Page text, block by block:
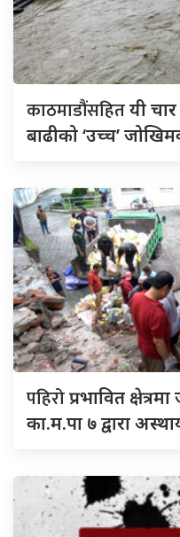
काठमाडौंसहितयी
बाढीको ‘उच्च’
पहिरोप्रभावित
का.म.पा ७ द्वारा